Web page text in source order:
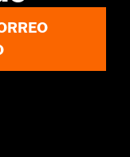
de instalación